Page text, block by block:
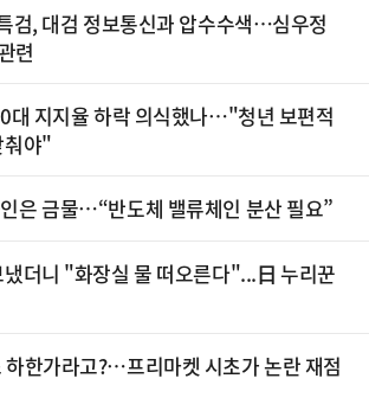
검, 대검 정보통신과 압수수색…심우정
련
대 지지율 하락 의식했나…"청년 보편적
춰야"
은 금물…“반도체 밸류체인 분산 필요”
냈더니 "화장실 물 떠오른다"...日 누리꾼
하한가라고?…프리마켓 시초가 논란 재점